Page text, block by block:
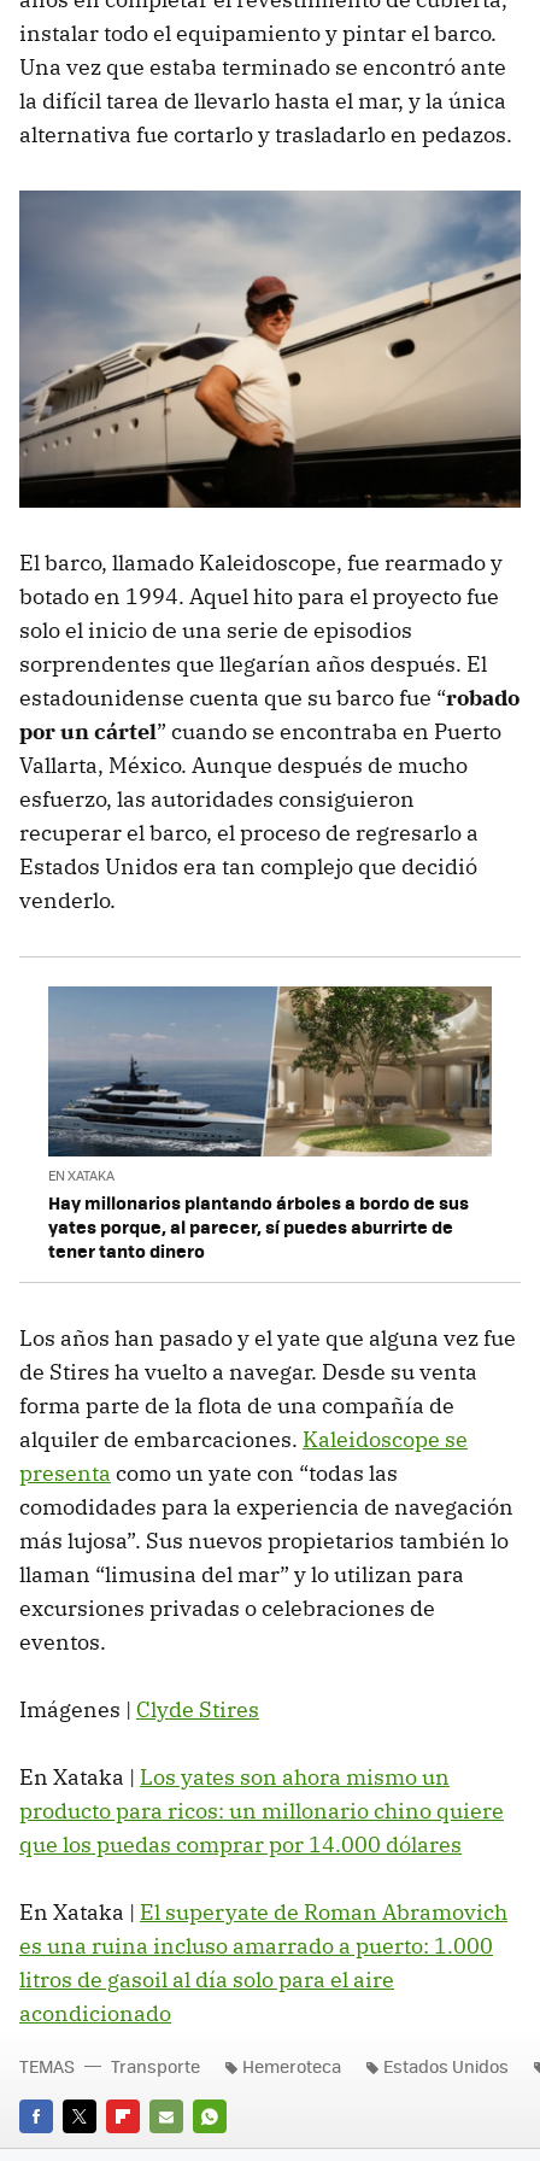
instalar todo el equipamiento y pintar el barco.
Una vez que estaba terminado se encontró ante
la difícil tarea de llevarlo hasta el mar, y la única
alternativa fue cortarlo y trasladarlo en pedazos.
El barco, llamado Kaleidoscope, fue rearmado y
botado en 1994. Aquel hito para el proyecto fue
solo el inicio de una serie de episodios
sorprendentes que llegarían años después. El
estadounidense cuenta que su barco fue “robado
por un cártel” cuando se encontraba en Puerto
Vallarta, México. Aunque después de mucho
esfuerzo, las autoridades consiguieron
recuperar el barco, el proceso de regresarlo a
Estados Unidos era tan complejo que decidió
venderlo.
EN XATAKA
Hay millonarios plantando árboles a bordo de sus
yates porque, al parecer, sí puedes aburrirte de
tener tanto dinero
Los años han pasado y el yate que alguna vez fue
de Stires ha vuelto a navegar. Desde su venta
forma parte de la flota de una compañía de
alquiler de embarcaciones. Kaleidoscope se
presenta como un yate con “todas las
comodidades para la experiencia de navegación
más lujosa”. Sus nuevos propietarios también lo
llaman “limusina del mar” y lo utilizan para
excursiones privadas o celebraciones de
eventos.
Imágenes | Clyde Stires
En Xataka | Los yates son ahora mismo un
producto para ricos: un millonario chino quiere
que los puedas comprar por 14.000 dólares
En Xataka | El superyate de Roman Abramovich
es una ruina incluso amarrado a puerto: 1.000
litros de gasoil al día solo para el aire
acondicionado
FACEBOOK
TWITTERFLIPBOARD
E-
WHATSAPP
TEMAS Transporte Hemeroteca Estados Unidos